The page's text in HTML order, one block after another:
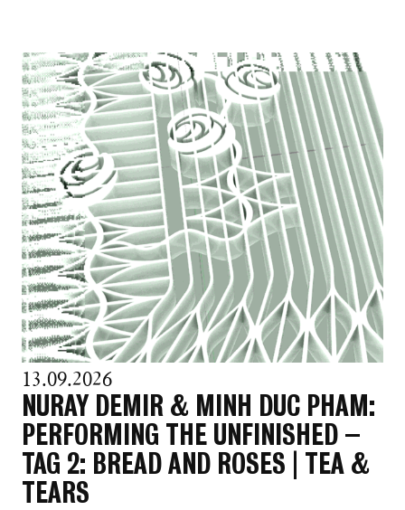
13.09.2026
NURAY DEMIR & MINH DUC PHAM:
PERFORMING THE UNFINISHED –
TAG 2: BREAD AND ROSES | TEA &
TEARS